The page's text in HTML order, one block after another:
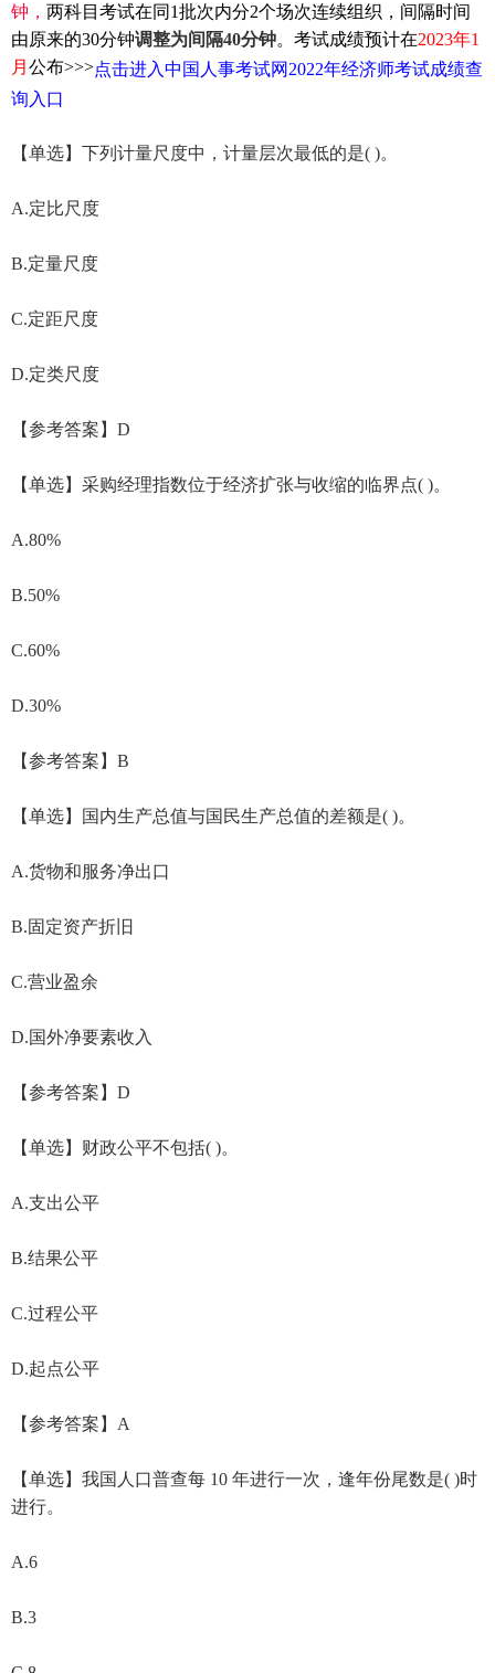
钟， 两科目考试在同1批次内分2个场次连续组织，间隔时间
由原来的30分钟调整为间隔40分钟。考试成绩预计在2023年1
月 公布>>>点击进入中国人事考试网2022年经济师考试成绩查
询入口
【单选】下列计量尺度中，计量层次最低的是( )。
A.定比尺度
B.定量尺度
C.定距尺度
D.定类尺度
【参考答案】D
【单选】采购经理指数位于经济扩张与收缩的临界点( )。
A.80%
B.50%
C.60%
D.30%
【参考答案】B
【单选】国内生产总值与国民生产总值的差额是( )。
A.货物和服务净出口
B.固定资产折旧
C.营业盈余
D.国外净要素收入
【参考答案】D
【单选】财政公平不包括( )。
A.支出公平
B.结果公平
C.过程公平
D.起点公平
【参考答案】A
【单选】我国人口普查每 10 年进行一次，逢年份尾数是( )时
进行。
A.6
B.3